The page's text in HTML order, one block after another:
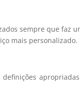
sempre que faz
mais personalizado.